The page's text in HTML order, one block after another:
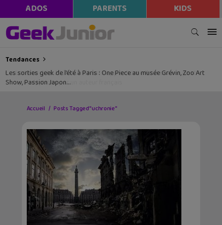
ADOS PARENTS KIDS
Tendances
Les sorties geek de l’été à Paris : One Piece au musée Grévin, Zoo Art
Show, Passion Japon…
Accueil Posts Tagged "uchronie"